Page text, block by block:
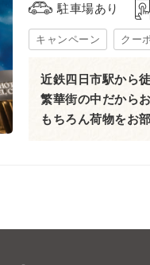
駐車場あり
キャンペーン クー
近鉄四日市駅から
繁華街の中だから
もちろん荷物をお